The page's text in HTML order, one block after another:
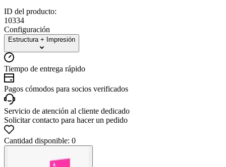
ID del producto:
10334
Configuración
Estructura + Impresión
Tiempo de entrega rápido
Pagos cómodos para socios verificados
Servicio de atención al cliente dedicado
Solicitar contacto para hacer un pedido
Cantidad disponible: 0